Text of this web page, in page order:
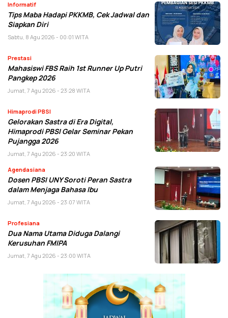
Informatif
Tips Maba Hadapi PKKMB, Cek Jadwal dan
Siapkan Diri
Sabtu, 8 Agu 2026 - 00:01 WITA
Prestasi
Mahasiswi FBS Raih 1st Runner Up Putri
Pangkep 2026
Jumat, 7 Agu 2026 - 23:28 WITA
Himaprodi PBSI
Gelorakan Sastra di Era Digital,
Himaprodi PBSI Gelar Seminar Pekan
Pujangga 2026
Jumat, 7 Agu 2026 - 23:20 WITA
Agendasiana
Dosen PBSI UNY Soroti Peran Sastra
dalam Menjaga Bahasa Ibu
Jumat, 7 Agu 2026 - 23:07 WITA
Profesiana
Dua Nama Utama Diduga Dalangi
Kerusuhan FMIPA
Jumat, 7 Agu 2026 - 23:00 WITA